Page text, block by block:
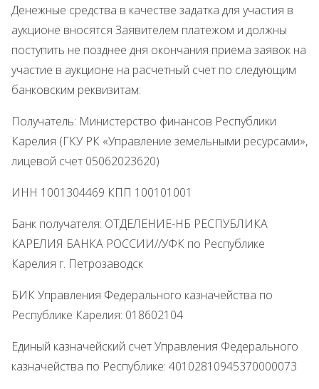
Денежные средства в качестве задатка для участия в
аукционе вносятся Заявителем платежом и должны
поступить не позднее дня окончания приема заявок на
участие в аукционе на расчетный счет по следующим
банковским реквизитам:
Получатель: Министерство финансов Республики
Карелия (ГКУ РК «Управление земельными ресурсами»,
лицевой счет 05062023620)
ИНН 1001304469 КПП 100101001
Банк получателя: ОТДЕЛЕНИЕ-НБ РЕСПУБЛИКА
КАРЕЛИЯ БАНКА РОССИИ//УФК по Республике
Карелия г. Петрозаводск
БИК Управления Федерального казначейства по
Республике Карелия: 018602104
Единый казначейский счет Управления Федерального
казначейства по Республике: 40102810945370000073